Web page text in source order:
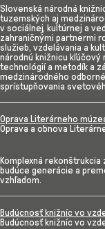
Slovenská národná
tuzemských aj
v sociálnej, kultúrnej a
zahraničnými partnermi
služieb, vzdelávania a
národnú knižnicu
technológií a metodík a
medzinárodného
sprístupňovania
Oprava Literárneho
Oprava a obnova
Komplexná
budúce generácie a
vzhľadom.
Budúcnosť knižníc vo
Budúcnosť knižníc vo